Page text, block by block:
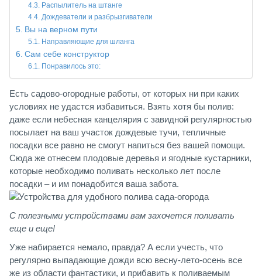
Распылитель на штанге
Дождеватели и разбрызгиватели
Вы на верном пути
Направляющие для шланга
Сам себе конструктор
Понравилось это:
Есть садово-огородные работы, от которых ни при каких
условиях не удастся избавиться. Взять хотя бы полив:
даже если небесная канцелярия с завидной регулярностью
посылает на ваш участок дождевые тучи, тепличные
посадки все равно не смогут напиться без вашей помощи.
Сюда же отнесем плодовые деревья и ягодные кустарники,
которые необходимо поливать несколько лет после
посадки – и им понадобится ваша забота.
С полезными устройствами вам захочется поливать
еще и еще!
Уже набирается немало, правда? А если учесть, что
регулярно выпадающие дожди всю весну-лето-осень все
же из области фантастики, и прибавить к поливаемым